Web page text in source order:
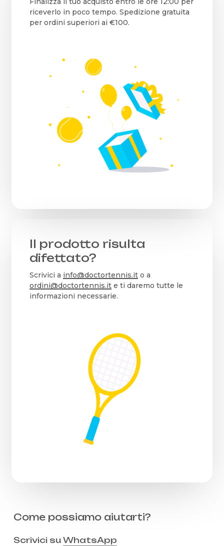
riceverlo in poco tempo. Spedizione gratuita
per ordini superiori ai €100.
Il prodotto risulta
difettato?
Scrivici a info@doctortennis.ito a
ordini@doctortennis.ite ti daremo tutte le
informazioni necessarie.
Come possiamo aiutarti?
Scrivici suWhatsApp